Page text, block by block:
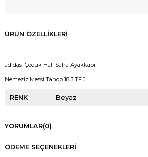
ÜRÜN ÖZELLIKLERI
adidas Çocuk Halı Saha Ayakkabı
Nemeziz Messi Tango 18.3 TF J
RENK Beyaz
YORUMLAR(0)
ÖDEME SEÇENEKLERI